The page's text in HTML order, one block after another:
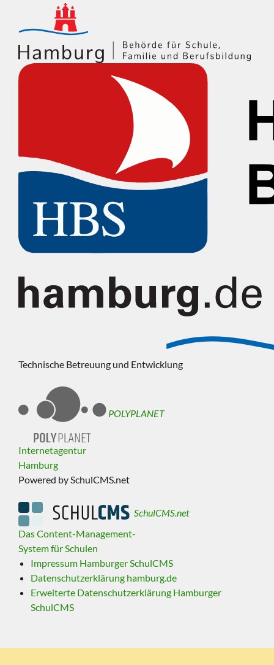
Technische Betreuung und Entwicklung
POLYPLANET
Internetagentur
Hamburg
Powered by SchulCMS.net
SchulCMS.net
Das Content-Management-
System für Schulen
Impressum Hamburger SchulCMS
Datenschutzerklärung hamburg.de
Erweiterte Datenschutzerklärung Hamburger
SchulCMS